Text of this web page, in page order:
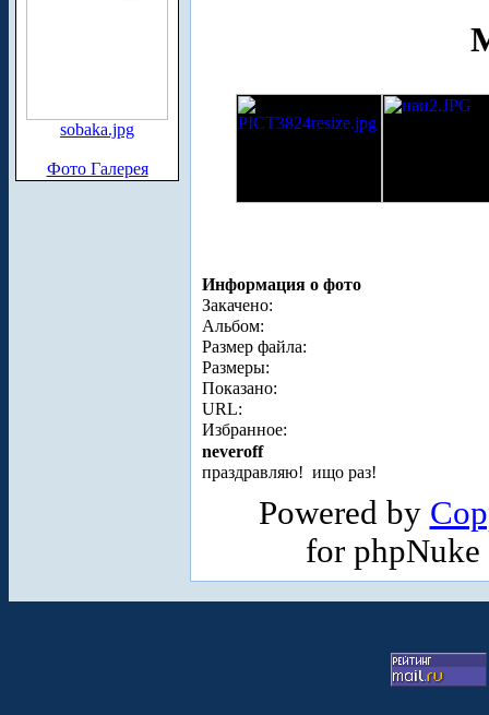
sobaka.jpg
Фото Галерея
Информация о фото
Закачено:
Альбом:
Размер файла:
Размеры:
Показано:
URL:
Избранное:
neveroff
праздравляю! ищо раз!
Powered by
for